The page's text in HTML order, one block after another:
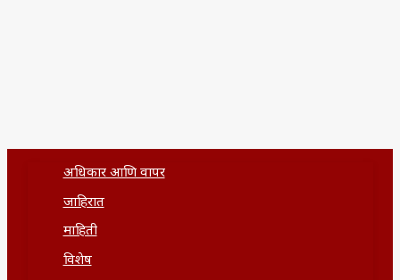
अधिकार आणि वापर
जाहिरात
माहिती
विशेष